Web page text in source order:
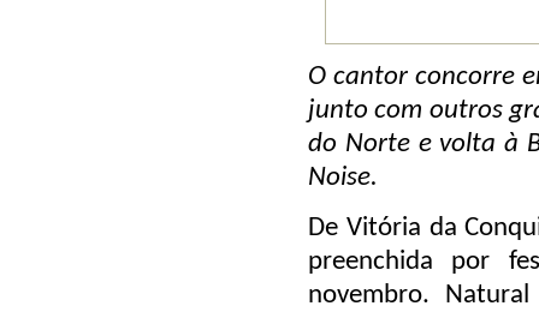
O cantor concorre
junto com outros
do Norte e volta à
Noise.
De Vitória da
preenchida por
novembro.